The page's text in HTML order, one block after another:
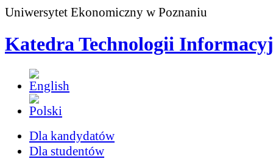
Uniwersytet Ekonomiczny w Poznaniu
Katedra Technologii
Dla kandydatów
Dla studentów